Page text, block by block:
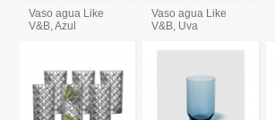
Vaso agua Like
V&B, Azul
Vaso agua Like
V&B, Uva